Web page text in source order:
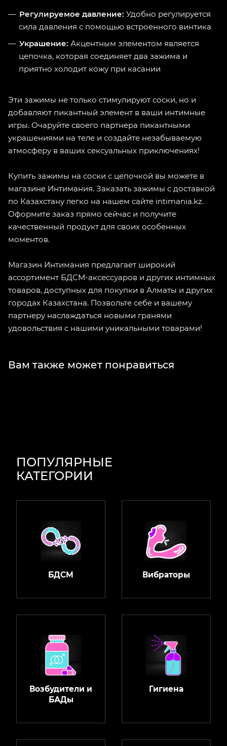
Регулируемое давление: Удобно регулируется
сила давления с помощью встроенного винтика
Украшение: Акцентным элементом является
цепочка, которая соединяет два зажима и
приятно холодит кожу при касании
Эти зажимы не только стимулируют соски, но и
добавляют пикантный элемент в ваши интимные
игры. Очаруйте своего партнера пикантными
украшениями на теле и создайте незабываемую
атмосферу в ваших сексуальных приключениях!
Купить зажимы на соски с цепочкой вы можете в
магазине Интимания. Заказать зажимы с доставкой
по Казахстану легко на нашем сайте intimania.kz.
Оформите заказ прямо сейчас и получите
качественный продукт для своих особенных
моментов.
Магазин Интимания предлагает широкий
ассортимент БДСМ-аксессуаров и других интимных
товаров, доступных для покупки в Алматы и других
городах Казахстана. Позвольте себе и вашему
партнеру наслаждаться новыми гранями
удовольствия с нашими уникальными товарами!
Вам также может понравиться
ПОПУЛЯРНЫЕ
КАТЕГОРИИ
БДСМ Вибраторы
Возбудители и
БАДы
Гигиена